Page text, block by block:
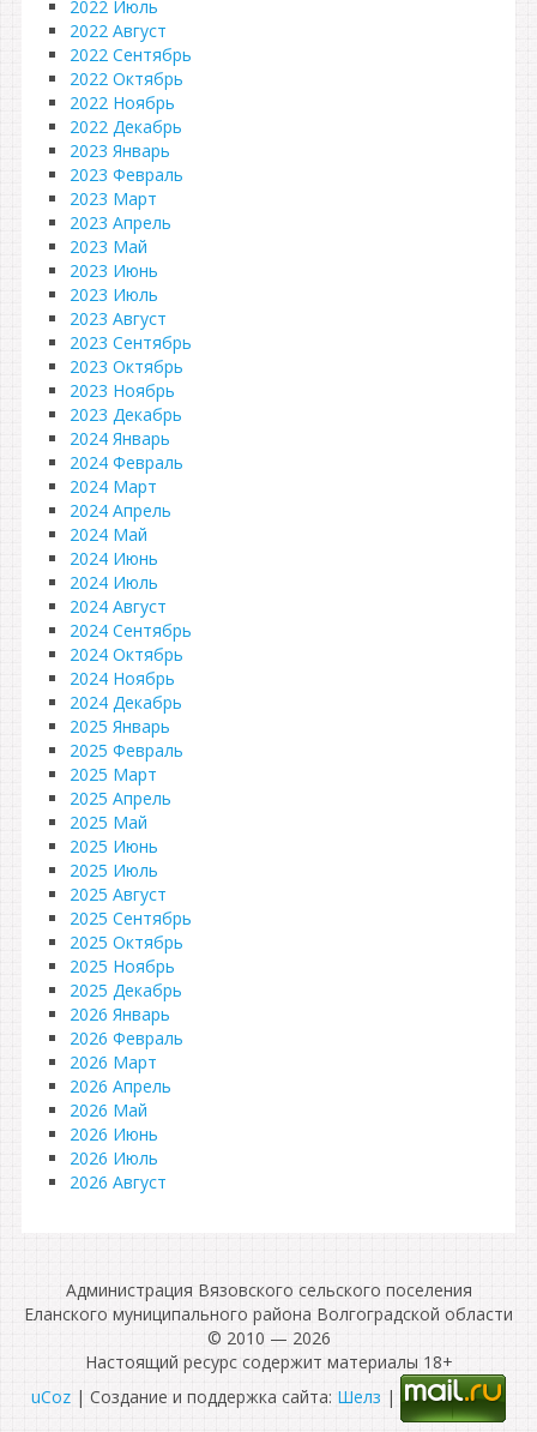
2022 Июль
2022 Август
2022 Сентябрь
2022 Октябрь
2022 Ноябрь
2022 Декабрь
2023 Январь
2023 Февраль
2023 Март
2023 Апрель
2023 Май
2023 Июнь
2023 Июль
2023 Август
2023 Сентябрь
2023 Октябрь
2023 Ноябрь
2023 Декабрь
2024 Январь
2024 Февраль
2024 Март
2024 Апрель
2024 Май
2024 Июнь
2024 Июль
2024 Август
2024 Сентябрь
2024 Октябрь
2024 Ноябрь
2024 Декабрь
2025 Январь
2025 Февраль
2025 Март
2025 Апрель
2025 Май
2025 Июнь
2025 Июль
2025 Август
2025 Сентябрь
2025 Октябрь
2025 Ноябрь
2025 Декабрь
2026 Январь
2026 Февраль
2026 Март
2026 Апрель
2026 Май
2026 Июнь
2026 Июль
2026 Август
Администрация Вязовского сельского поселения
Еланского муниципального района Волгоградской области
© 2010 — 2026
Настоящий ресурс содержит материалы 18+
uCoz | Создание и поддержка сайта: Шелз |